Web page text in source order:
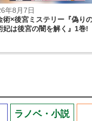
年8月7日
術×後宮ミステリー『偽り
妃は後宮の闇を解く』1巻!
ラノベ・小説